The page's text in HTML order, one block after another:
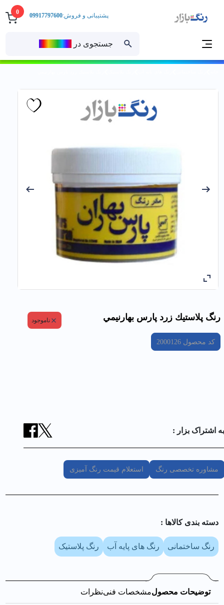
0
جستجوی در
پشتیبانی و فروش:09917797600
رنگ پلاستيك زرد پارس بهارنيمي ناموجود
کد محصول2000126
به اشتراک بزار :
مشاوره تخصصی رنگ استعلام قیمت رنگ آمیزی
دسته بندی کالا‌ها :
رنگ ساختمانی رنگ های پایه آب رنگ پلاستیک
توضیحات محصولمشخصات فنینظرات